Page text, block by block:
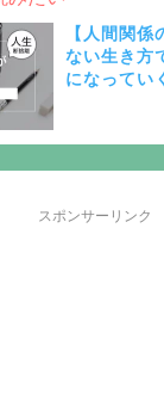
【人間関係
ない生き方
になってい
スポンサーリンク